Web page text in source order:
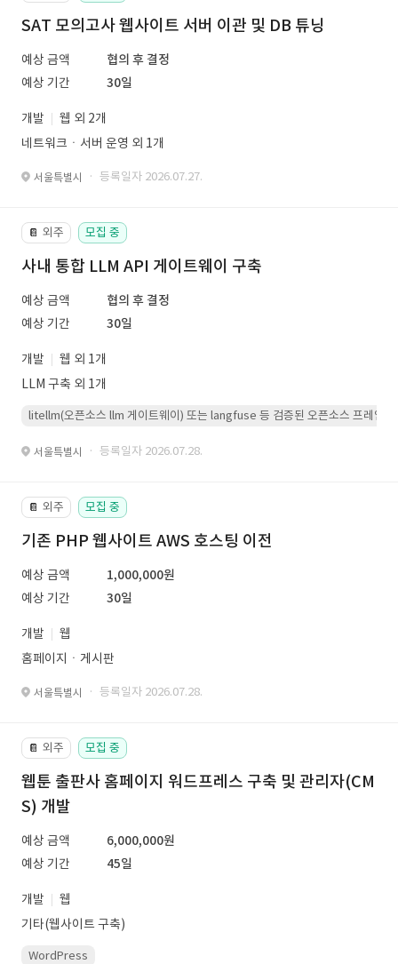
SAT 모의고사 웹사이트 서버 이관 및 DB 튜닝
예상 금액
협의 후 결정
예상 기간
30일
개발
웹 외 2개
네트워크ㆍ서버 운영 외 1개
서울특별시 · 등록일자 2026.07.27.
📔 외주 모집 중
사내 통합 LLM API 게이트웨이 구축
예상 금액
협의 후 결정
예상 기간
30일
개발
웹 외 1개
LLM 구축 외 1개
litellm(오픈소스 llm 게이트웨이) 또는 langfuse 등 검증된 오픈소스 프레임워
서울특별시 · 등록일자 2026.07.28.
📔 외주 모집 중
기존 PHP 웹사이트 AWS 호스팅 이전
예상 금액
1,000,000원
예상 기간
30일
개발
웹
홈페이지ㆍ게시판
서울특별시 · 등록일자 2026.07.28.
📔 외주 모집 중
웹툰 출판사 홈페이지 워드프레스 구축 및 관리자(CM
S) 개발
예상 금액
6,000,000원
예상 기간
45일
개발
웹
기타(웹사이트 구축)
WordPress